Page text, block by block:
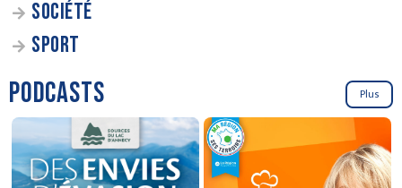
SOCIÉTÉ
SPORT
PODCASTS Plus